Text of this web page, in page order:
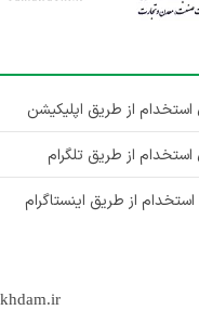
از طریق اپلیکیشن
از طریق تلگرام
از طریق اینستاگرام